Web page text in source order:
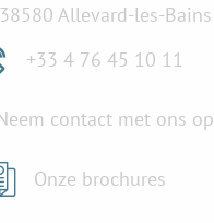
38580 Allevard-les-Bains
+33 4 76 45 10 11
contact met ons op
Onze brochures